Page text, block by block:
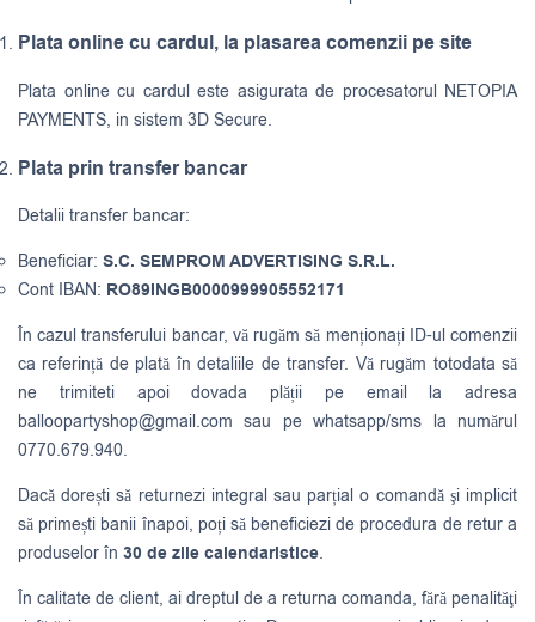
Plata online cu cardul, la plasarea comenzii pe site
Plata online cu cardul este asigurata de procesatorul NETOPIA
PAYMENTS, in sistem 3D Secure.
Plata prin transfer bancar
Detalii transfer bancar:
Beneficiar: S.C. SEMPROM ADVERTISING S.R.L.
Cont IBAN: RO89INGB0000999905552171
În cazul transferului bancar, vă rugăm să menționați ID-ul comenzii
ca referință de plată în detaliile de transfer. Vă rugăm totodata să
ne trimiteti apoi dovada plății pe email la adresa
balloopartyshop@gmail.com sau pe whatsapp/sms la numărul
0770.679.940.
Dacă dorești să returnezi integral sau parțial o comandă şi implicit
să primești banii înapoi, poți să beneficiezi de procedura de retur a
produselor în 30 de zile calendaristice.
În calitate de client, ai dreptul de a returna comanda, fără penalităţi